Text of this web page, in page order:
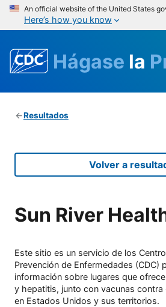
An official website of the United States
Here’s how you know
Hágase la
Resultados
Volver a
Sun River
Este sitio es un servicio de los
Prevención de Enfermedades (CDC)
información sobre lugares que
y hepatitis, junto con vacunas contra
en Estados Unidos y sus territorios.